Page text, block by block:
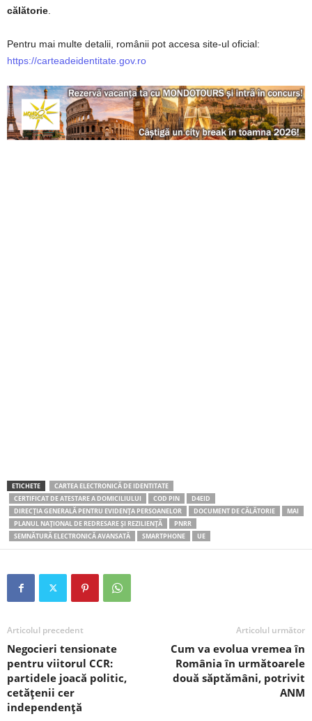
călătorie
Pentru mai multe detalii, românii pot accesa site-ul oficial:
https://carteadeidentitate.gov.ro
ETICHETE
CARTEA ELECTRONICĂ DE IDENTITATE
CERTIFICAT DE ATESTARE A DOMICILIULUI
COD PIN
D4EID
DIRECȚIA GENERALĂ PENTRU EVIDENȚA PERSOANELOR
DOCUMENT DE CĂLĂTORIE
MAI
PLANUL NAȚIONAL DE REDRESARE ȘI REZILIENȚĂ
PNRR
SEMNĂTURĂ ELECTRONICĂ AVANSATĂ
SMARTPHONE UE
Articolul precedent
Negocieri tensionate
pentru viitorul CCR:
partidele joacă politic,
cetățenii cer
independență
Articolul următor
Cum va evolua vremea în
România în următoarele
două săptămâni, potrivit
ANM